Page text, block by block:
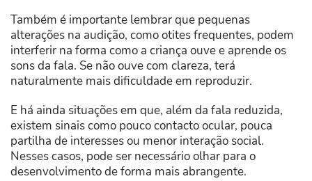
Também é importante lembrar que pequenas
alterações na audição, como otites frequentes, podem
interferir na forma como a criança ouve e aprende os
sons da fala. Se não ouve com clareza, terá
naturalmente mais dificuldade em reproduzir.
E há ainda situações em que, além da fala reduzida,
existem sinais como pouco contacto ocular, pouca
partilha de interesses ou menor interação social.
Nesses casos, pode ser necessário olhar para o
desenvolvimento de forma mais abrangente.